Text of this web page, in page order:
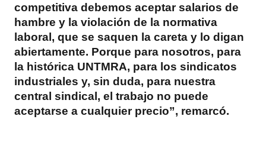
competitiva debemos aceptar salarios de
hambre y la violación de la normativa
laboral, que se saquen la careta y lo digan
abiertamente. Porque para nosotros, para
la histórica UNTMRA, para los sindicatos
industriales y, sin duda, para nuestra
central sindical, el trabajo no puede
aceptarse a cualquier precio”, remarcó.